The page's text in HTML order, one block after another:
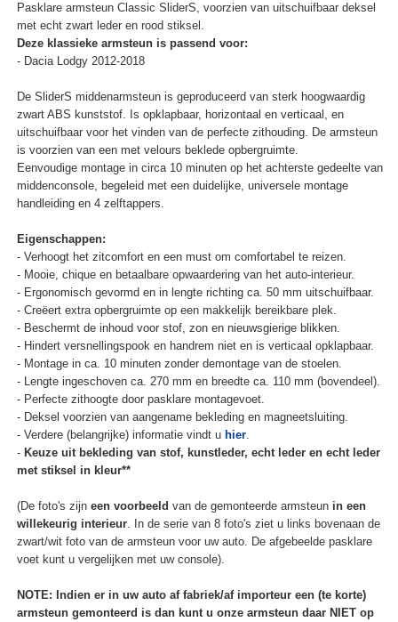
Pasklare armsteun Classic SliderS, voorzien van uitschuifbaar deksel
met echt zwart leder en rood stiksel.
Deze klassieke armsteun is passend voor:
- Dacia Lodgy 2012-2018
De SliderS middenarmsteun is geproduceerd van sterk hoogwaardig
zwart ABS kunststof. Is opklapbaar, horizontaal en verticaal, en
uitschuifbaar voor het vinden van de perfecte zithouding. De armsteun
is voorzien van een met velours beklede opbergruimte.
Eenvoudige montage in circa 10 minuten op het achterste gedeelte van
middenconsole, begeleid met een duidelijke, universele montage
handleiding en 4 zelftappers.
Eigenschappen:
- Verhoogt het zitcomfort en een must om comfortabel te reizen.
- Mooie, chique en betaalbare opwaardering van het auto-interieur.
- Ergonomisch gevormd en in lengte richting ca. 50 mm uitschuifbaar.
- Creëert extra opbergruimte op een makkelijk bereikbare plek.
- Beschermt de inhoud voor stof, zon en nieuwsgierige blikken.
- Hindert versnellingspook en handrem niet en is verticaal opklapbaar.
- Montage in ca. 10 minuten zonder demontage van de stoelen.
- Lengte ingeschoven ca. 270 mm en breedte ca. 110 mm (bovendeel).
- Perfecte zithoogte door pasklare montagevoet.
- Deksel voorzien van aangename bekleding en magneetsluiting.
- Verdere (belangrijke) informatie vindt u hier.
- Keuze uit bekleding van stof, kunstleder, echt leder en echt leder
met stiksel in kleur**
(De foto's zijn een voorbeeld van de gemonteerde armsteun in een
willekeurig interieur. In de serie van 8 foto's ziet u links bovenaan de
zwart/wit foto van de armsteun voor uw auto. De afgebeelde pasklare
voet kunt u vergelijken met uw console).
NOTE: Indien er in uw auto af fabriek/af importeur een (te korte)
armsteun gemonteerd is dan kunt u onze armsteun daar NIET op